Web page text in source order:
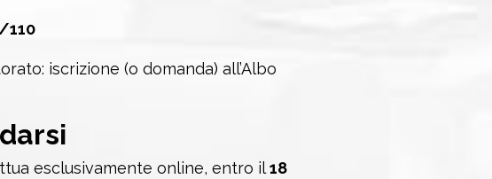
110
iscrizione (o domanda) all’Albo
esclusivamente online, entro il18